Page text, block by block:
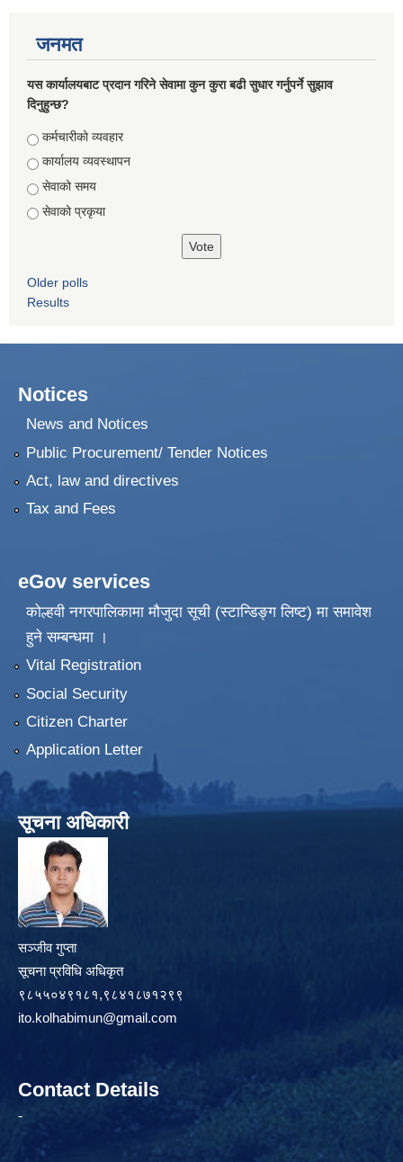
जनमत
यस कार्यालयबाट प्रदान गरिने सेवामा कुन कुरा बढी सुधार गर्नुपर्ने सुझाव
दिनुहुन्छ?
Choices
कर्मचारीको व्यवहार
कार्यालय व्यवस्थापन
सेवाको समय
सेवाको प्रकृया
Older polls
Results
Notices
News and Notices
Public Procurement/ Tender Notices
Act, law and directives
Tax and Fees
eGov services
कोल्हवी नगरपालिकामा मौजुदा सूची (स्टान्डिङ्ग लिष्ट) मा समावेश
हुने सम्बन्धमा ।
Vital Registration
Social Security
Citizen Charter
Application Letter
सूचना अधिकारी
सञ्जीव गुप्ता
सूचना प्रविधि अधिकृत
९८५५०४९१८१,९८४१८७१२९९
ito.kolhabimun@gmail.com
Contact Details
-